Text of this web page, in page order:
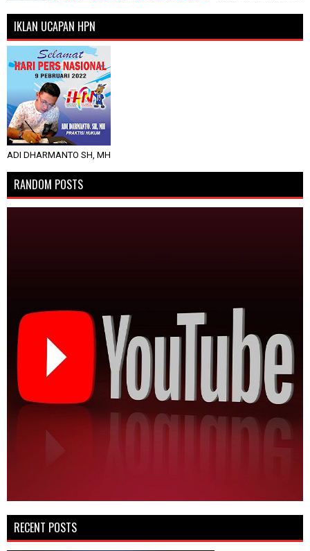
IKLAN UCAPAN HPN
ADI DHARMANTO SH, MH
RANDOM POSTS
RECENT POSTS